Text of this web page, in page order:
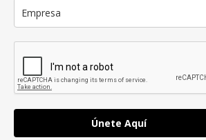
Únete Aquí